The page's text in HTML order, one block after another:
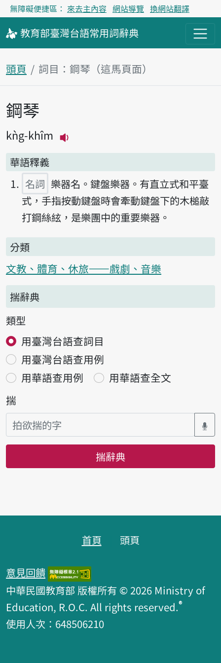
無障礙便捷區： 來去主內容 網站導覽 換網站翻譯
教育部臺灣台語常用詞辭典
頭頁 詞目：鋼琴（這馬頁面）
主內容區
鋼琴
kǹg-khîm
華語釋義
名詞 樂器名。鍵盤樂器。有直立式和平臺
式，手指按動鍵盤時會牽動鍵盤下的木槌敲
打鋼絲絃，是樂團中的重要樂器。
分類
文教、體育、休旅——戲劇、音樂
揣辭典
類型
用臺灣台語查詞目
用臺灣台語查用例
用華語查用例
用華語查全文
揣
揣辭典
首頁 頭頁
意見回饋
中華民國教育部 版權所有 © 2026 Ministry of
Education, R.O.C. All rights reserved.®
使用人次：648506210